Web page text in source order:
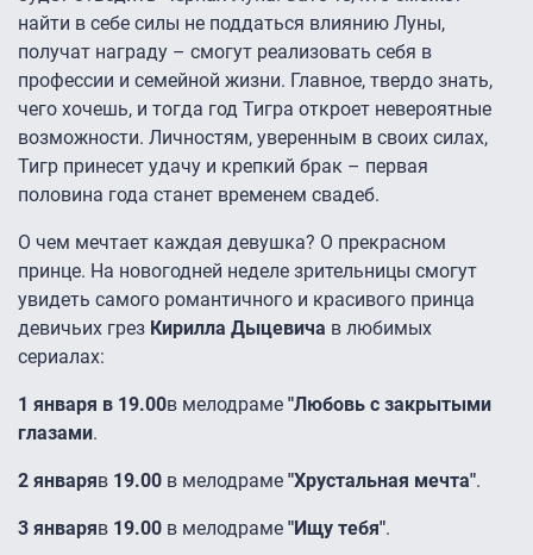
найти в себе силы не поддаться влиянию Луны,
получат награду – смогут реализовать себя в
профессии и семейной жизни. Главное, твердо знать,
чего хочешь, и тогда год Тигра откроет невероятные
возможности. Личностям, уверенным в своих силах,
Тигр принесет удачу и крепкий брак – первая
половина года станет временем свадеб.
О чем мечтает каждая девушка? О прекрасном
принце. На новогодней неделе зрительницы смогут
увидеть самого романтичного и красивого принца
девичьих грез Кирилла Дыцевича в любимых
сериалах:
1 января в 19.00в мелодраме "Любовь с закрытыми
глазами.
2 январяв 19.00 в мелодраме "Хрустальная мечта".
3 январяв 19.00 в мелодраме "Ищу тебя".